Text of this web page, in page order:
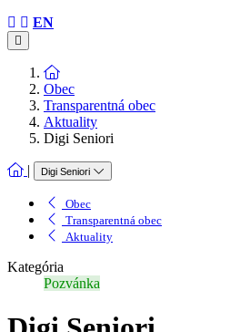
EN
Obec
Transparentná obec
Aktuality
Digi Seniori
| Digi Seniori
Obec
Transparentná obec
Aktuality
Kategória
Pozvánka